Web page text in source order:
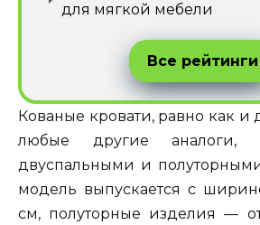
для мягкой мебели
Все рейтинги
Кованые кровати, равно как
любые другие аналоги,
двуспальными и
модель выпускается с
см, полуторные изделия —